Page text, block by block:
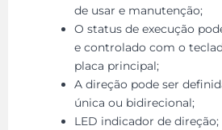
de usar e manutenção;
O status de execução
e controlado com o
placa principal;
A direção pode ser
única ou bidirecional;
LED indicador de direção;